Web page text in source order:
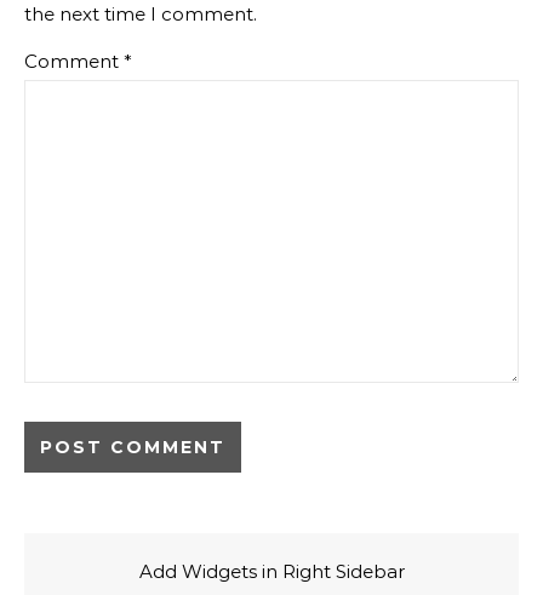
the next time I comment.
Comment *
Add Widgets in Right Sidebar